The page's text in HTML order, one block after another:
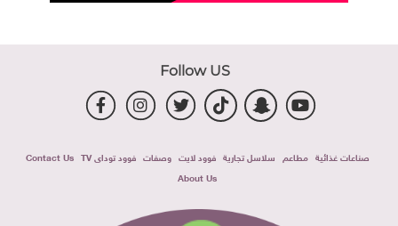
Follow US
صناعات غذائية مطاعم سلاسل تجارية فوود لايت وصفات فوود توداى TV
Contact Us
About Us